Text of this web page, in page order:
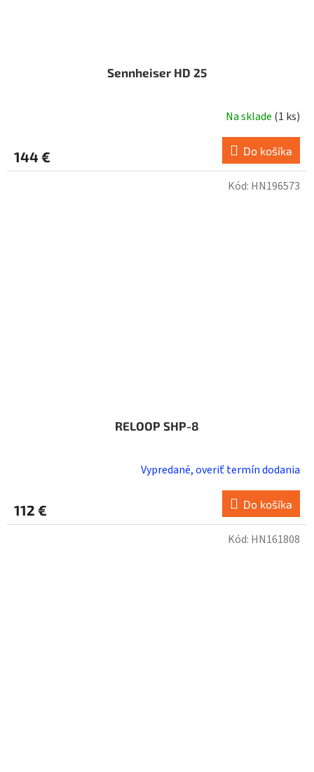
Sennheiser HD 25
Na sklade (1 ks)
144 € Do košíka
RELOOP SHP-8
Vypredané, overiť termín dodania
112 € Do košíka
Kód: HN196573
Kód: HN161808